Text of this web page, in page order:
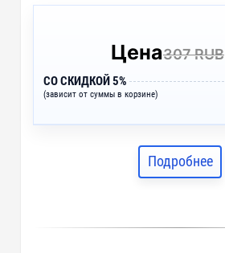
Цена307 RUB
СО СКИДКОЙ 5%
(зависит от суммы в корзине)
Подробнее